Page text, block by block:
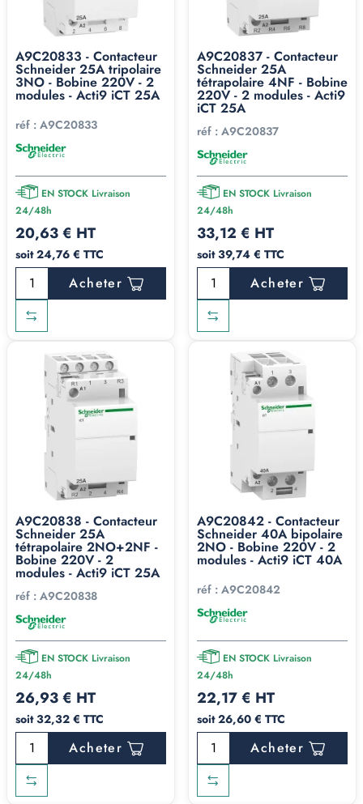
A9C20833 - Contacteur
Schneider 25A tripolaire
3NO - Bobine 220V - 2
modules - Acti9 iCT 25A
réf : A9C20833
EN STOCK Livraison
24/48h
20,63 € HT
soit 24,76 € TTC
Acheter
A9C20837 - Contacteur
Schneider 25A
tétrapolaire 4NF - Bobine
220V - 2 modules - Acti9
iCT 25A
réf : A9C20837
EN STOCK Livraison
24/48h
33,12 € HT
soit 39,74 € TTC
Acheter
A9C20838 - Contacteur
Schneider 25A
tétrapolaire 2NO+2NF -
Bobine 220V - 2
modules - Acti9 iCT 25A
réf : A9C20838
EN STOCK Livraison
24/48h
26,93 € HT
soit 32,32 € TTC
Acheter
A9C20842 - Contacteur
Schneider 40A bipolaire
2NO - Bobine 220V - 2
modules - Acti9 iCT 40A
réf : A9C20842
EN STOCK Livraison
24/48h
22,17 € HT
soit 26,60 € TTC
Acheter